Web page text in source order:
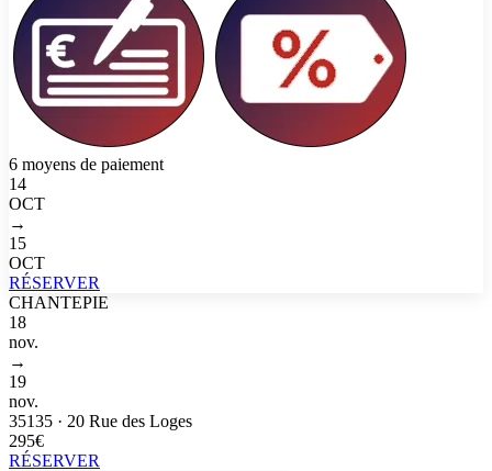
6 moyens de paiement
14
OCT
→
15
OCT
RÉSERVER
CHANTEPIE
18
nov.
→
19
nov.
35135 · 20 Rue des Loges
295€
RÉSERVER